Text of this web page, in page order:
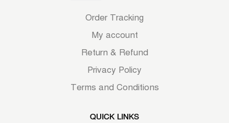
Order Tracking
My account
Return & Refund
Privacy Policy
Terms and Conditions
QUICK LINKS